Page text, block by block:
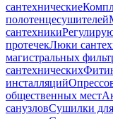
сантехнические
полотенцесушителей
сантехники
протечекЛюки
магистральных
сантехнических
инсталляций
общественных мест
санузловСушилки